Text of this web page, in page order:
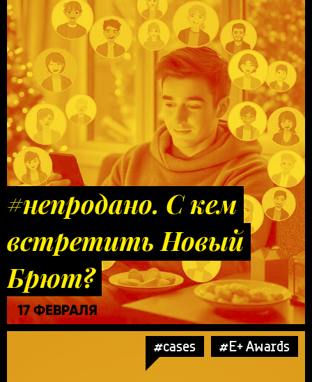
#непродано. С кем
встретить Новый
Брют?
17 ФЕВРАЛЯ
#cases #E+ Awards